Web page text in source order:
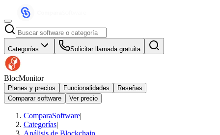
Categorías Solicitar llamada gratuita
BlocMonitor
Planes y precios Funcionalidades
Reseñas
Comparar software
Ver precio
ComparaSoftware|
Categorías|
Análisis de Blockchain|